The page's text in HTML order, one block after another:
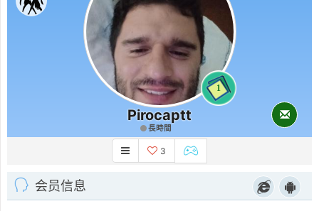
1
Pirocaptt
長時間
3
会员信息